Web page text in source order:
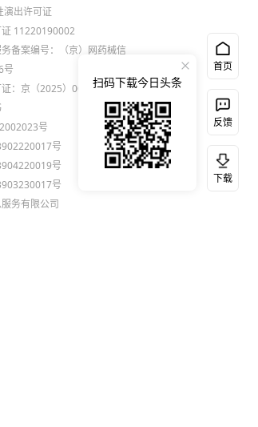
演出许可证
11220190002
备案编号：（京）网药械信
号
：京（2025）0000021
号
号
号
号
务有限公司
首页
反馈
下载
扫码下载今日头条